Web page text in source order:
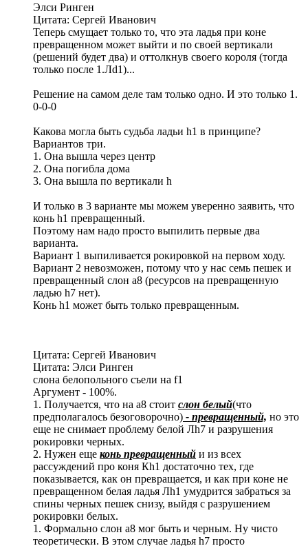
Элси Ринген
Цитата: Сергей Иванович
Теперь смущает только то, что эта ладья при коне
превращенном может выйти и по своей вертикали
(решений будет два) и оттолкнув своего короля (тогда
только после 1.Лd1)...
Решение на самом деле там только одно. И это только 1.
0-0-0
Какова могла быть судьба ладьи h1 в принципе?
Вариантов три.
1. Она вышла через центр
2. Она погибла дома
3. Она вышла по вертикали h
И только в 3 варианте мы можем уверенно заявить, что
конь h1 превращенный.
Поэтому нам надо просто выпилить первые два
варианта.
Вариант 1 выпиливается рокировкой на первом ходу.
Вариант 2 невозможен, потому что у нас семь пешек и
превращенный слон а8 (ресурсов на превращенную
ладью h7 нет).
Конь h1 может быть только превращенным.
Цитата: Сергей Иванович
Цитата: Элси Ринген
слона белопольного съели на f1
Аргумент - 100%.
1. Получается, что на а8 стоит слон белый(что
предполагалось безоговорочно) - превращенный, но это
еще не снимает проблему белой Лh7 и разрушения
рокировки черных.
2. Нужен еще конь превращенный и из всех
рассуждений про коня Кh1 достаточно тех, где
показывается, как он превращается, и как при коне не
превращенном белая ладья Лh1 умудрится забраться за
спины черных пешек снизу, выйдя с разрушением
рокировки белых.
1. Формально слон а8 мог быть и черным. Ну чисто
теоретически. В этом случае ладья h7 просто